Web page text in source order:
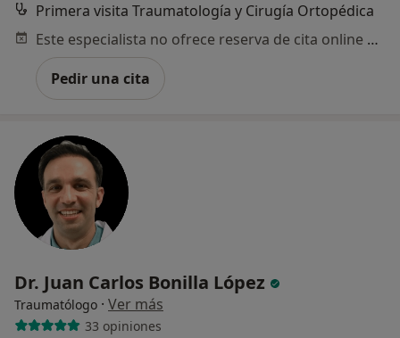
Primera visita Traumatología y Cirugía Ortopédica
Este especialista no ofrece reserva de cita online en esta dirección.
Pedir una cita
Dr. Juan Carlos Bonilla López
Traumatólogo · Ver más
33 opiniones